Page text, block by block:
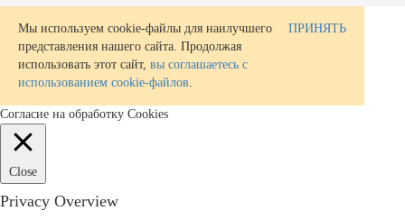
Мы используем cookie-файлы для наилучшего
представления нашего сайта. Продолжая
использовать этот сайт, вы соглашаетесь с
использованием cookie-файлов.
ПРИНЯТЬ
Согласие на обработку Cookies
Close
Privacy Overview